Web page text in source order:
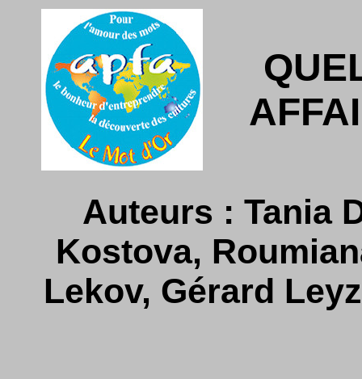
Auteurs : Tania
Kostova,
Lekov, Gérard